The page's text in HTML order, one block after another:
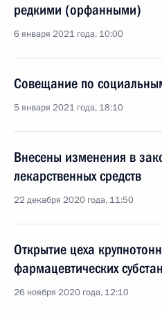
редкими (орфанными)
6 января 2021 года, 10:00
Совещание по
5 января 2021 года, 18:10
Внесены изменения в
лекарственных средств
22 декабря 2020 года, 11:50
Открытие цеха
фармацевтических
26 ноября 2020 года, 12:10